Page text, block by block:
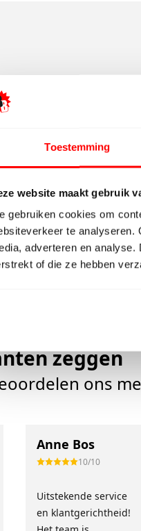
Toestemming
website maakt gebruik
gebruiken cookies om
te analyseren.
adverteren en
of die ze hebben
of Selecteer bestanden
mov, mp4, avi, mkv,
aantal bestanden:
zeggen
ons
Anne Bos
10/10
Uitstekende service
en klantgerichtheid!